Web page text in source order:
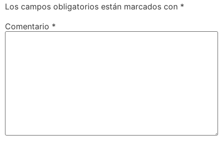
Los campos obligatorios están marcados con *
Comentario *